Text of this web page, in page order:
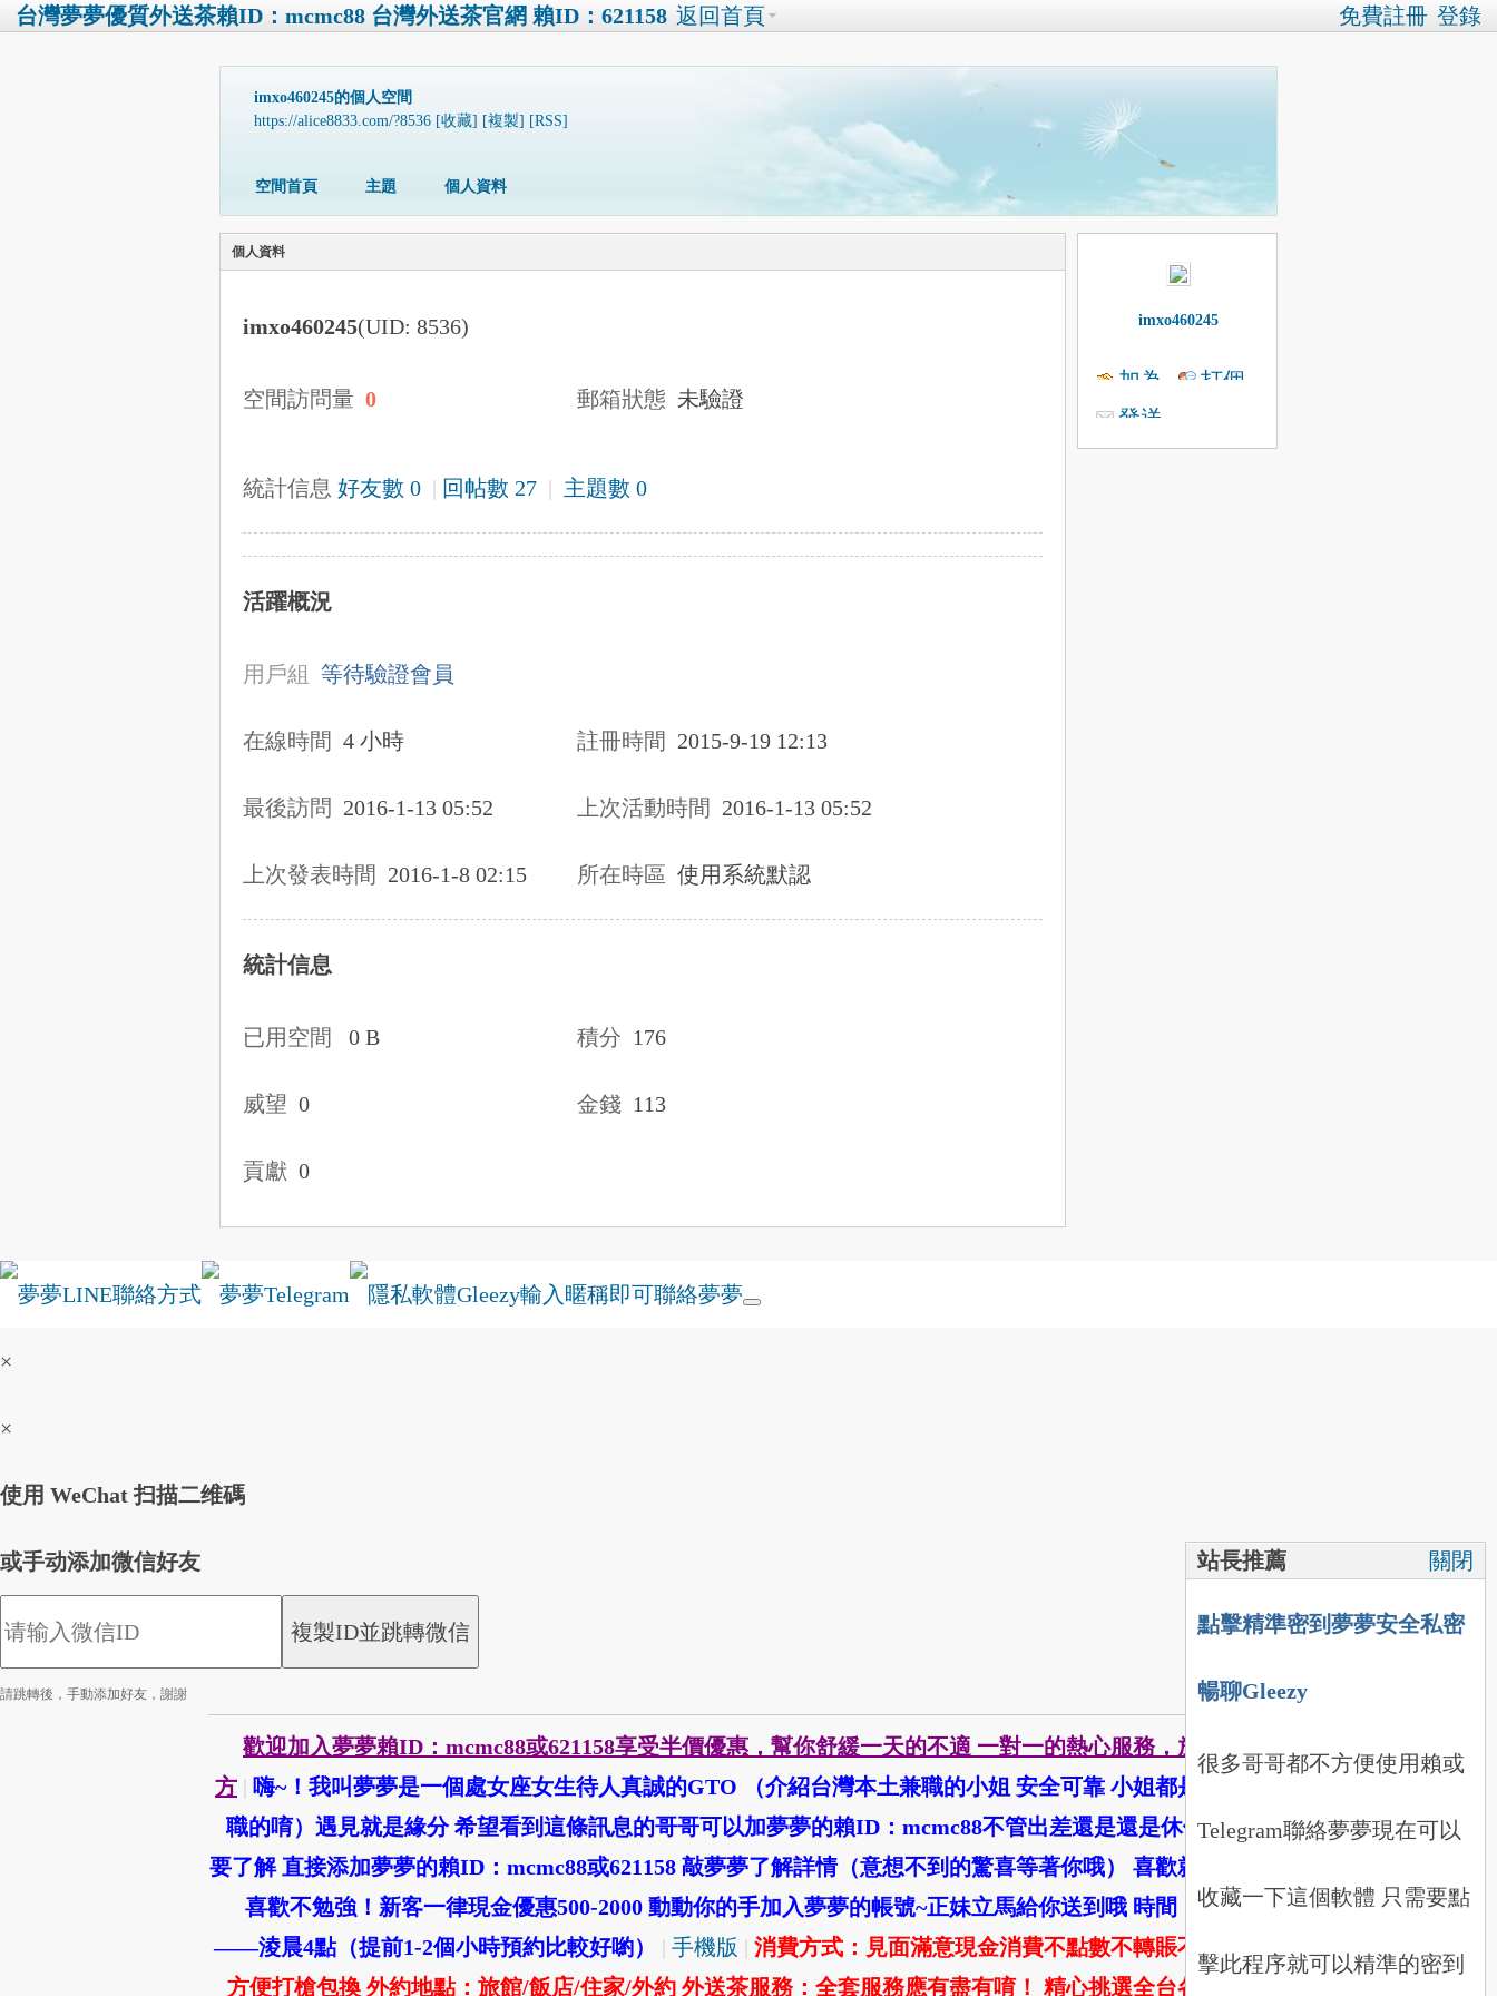
免費註冊 登錄
台灣夢夢優質外送茶賴ID：mcmc88 台灣外送茶官網 賴ID：621158 返回首頁
imxo460245的個人空間
https://alice8833.com/?8536 [收藏] [複製] [RSS]
空間首頁 主題 個人資料
個人資料
imxo460245(UID: 8536)
空間訪問量 0 郵箱狀態 未驗證
統計信息 好友數 0 | 回帖數 27 | 主題數 0
活躍概況
用戶組 等待驗證會員
在線時間 4 小時 註冊時間 2015-9-19 12:13
最後訪問 2016-1-13 05:52 上次活動時間 2016-1-13 05:52
上次發表時間 2016-1-8 02:15 所在時區 使用系統默認
統計信息
已用空間 0 B 積分 176
威望 0 金錢 113
貢獻 0
imxo460245
加為
好友
打個
招呼
發送
關閉
站長推薦
點擊精準密到夢夢安全私密
暢聊Gleezy
很多哥哥都不方便使用賴或
Telegram聯絡夢夢現在可以
收藏一下這個軟體 只需要點
擊此程序就可以精準的密到
×
×
使用 WeChat 扫描二维碼
或手动添加微信好友
複製ID並跳轉微信
請跳轉後，手動添加好友，謝謝
歡迎加入夢夢賴ID：mcmc88或621158享受半價優惠，幫你舒緩一天的不適 一對一的熱心服務，放松的好地
方
嗨~！我叫夢夢是一個處女座女生待人真誠的GTO （介紹台灣本土兼職的小姐 安全可靠 小姐都是有定期兼
職的唷）遇見就是緣分 希望看到這條訊息的哥哥可以加夢夢的賴ID：mcmc88不管出差還是還是休假 旅遊~想
要了解 直接添加夢夢的賴ID：mcmc88或621158 敲夢夢了解詳情（意想不到的驚喜等著你哦） 喜歡就消費，不
喜歡不勉強！新客一律現金優惠500-2000 動動你的手加入夢夢的帳號~正妹立馬給你送到哦 時間：中午12點
——淩晨4點（提前1-2個小時預約比較好喲）
手機版
消費方式：見面滿意現金消費不點數不轉賬不刷卡安全
方便打槍包換 外約地點：旅館/飯店/住家/外約 外送茶服務：全套服務應有盡有唷！ 精心挑選全台各行各業最